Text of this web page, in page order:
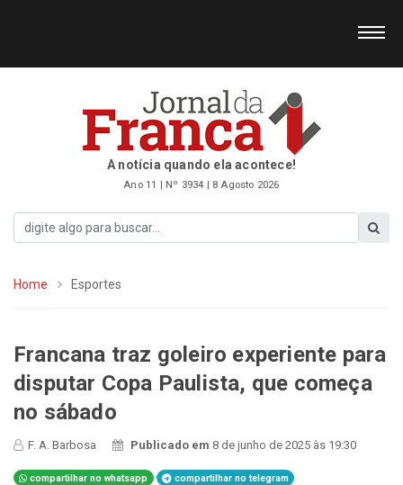
A notícia quando ela acontece!
Ano 11 | Nº 3934 | 8 Agosto 2026
Home Esportes
Francana traz goleiro experiente para
disputar Copa Paulista, que começa
no sábado
F. A. Barbosa Publicado em 8 de junho de 2025 às 19:30
compartilhar no whatsapp
compartilhar no telegram